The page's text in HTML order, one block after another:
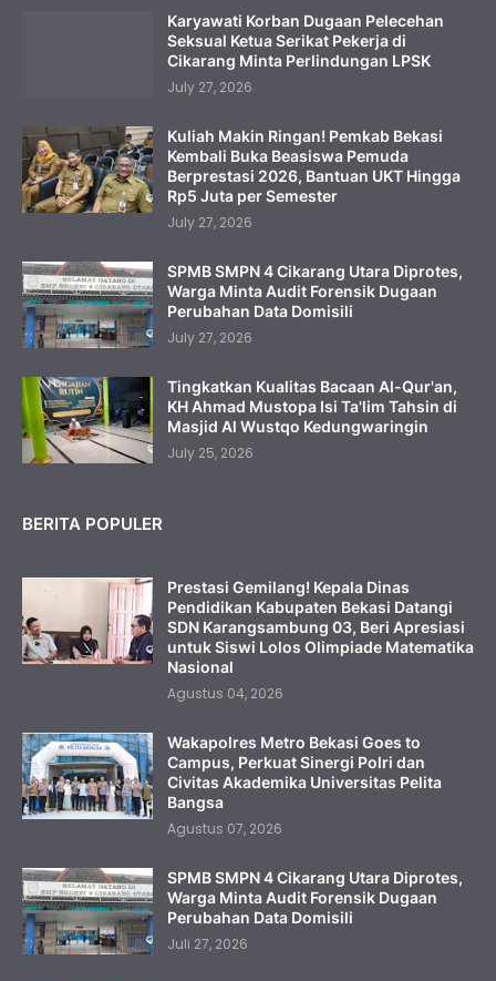
Karyawati Korban Dugaan Pelecehan
Seksual Ketua Serikat Pekerja di
Cikarang Minta Perlindungan LPSK
July 27, 2026
Kuliah Makin Ringan! Pemkab Bekasi
Kembali Buka Beasiswa Pemuda
Berprestasi 2026, Bantuan UKT Hingga
Rp5 Juta per Semester
July 27, 2026
SPMB SMPN 4 Cikarang Utara Diprotes,
Warga Minta Audit Forensik Dugaan
Perubahan Data Domisili
July 27, 2026
Tingkatkan Kualitas Bacaan Al-Qur'an,
KH Ahmad Mustopa Isi Ta'lim Tahsin di
Masjid Al Wustqo Kedungwaringin
July 25, 2026
BERITA POPULER
Prestasi Gemilang! Kepala Dinas
Pendidikan Kabupaten Bekasi Datangi
SDN Karangsambung 03, Beri Apresiasi
untuk Siswi Lolos Olimpiade Matematika
Nasional
Agustus 04, 2026
Wakapolres Metro Bekasi Goes to
Campus, Perkuat Sinergi Polri dan
Civitas Akademika Universitas Pelita
Bangsa
Agustus 07, 2026
SPMB SMPN 4 Cikarang Utara Diprotes,
Warga Minta Audit Forensik Dugaan
Perubahan Data Domisili
Juli 27, 2026